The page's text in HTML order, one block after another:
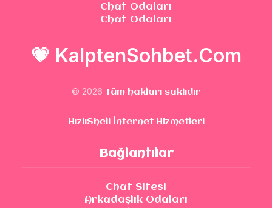
Chat Odaları
Chat Odaları
💗 KalptenSohbet.Com
© 2026 Tüm hakları saklıdır
HızlıShell İnternet Hizmetleri
Bağlantılar
Chat Sitesi
Arkadaşlık Odaları